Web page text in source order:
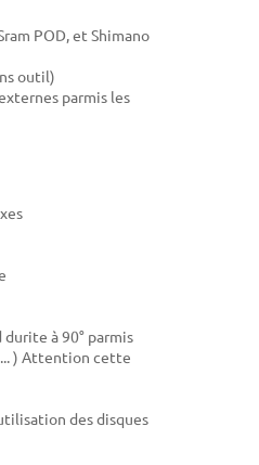
POD, et Shimano
outil)
parmis les
à 90° parmis
... ) Attention cette
des disques